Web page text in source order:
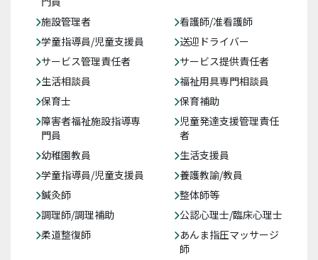
施設管理者
看護師/准看護師
学童指導員/児童支援員
送迎ドライバー
サービス管理責任者
サービス提供責任者
生活相談員
福祉用具専門相談員
保育士
保育補助
障害者福祉施設指導専
門員
児童発達支援管理責任
者
幼稚園教員
生活支援員
学童指導員/児童支援員
養護教諭/教員
鍼灸師
整体師等
調理師/調理補助
公認心理士/臨床心理士
柔道整復師
あんま指圧マッサージ
師